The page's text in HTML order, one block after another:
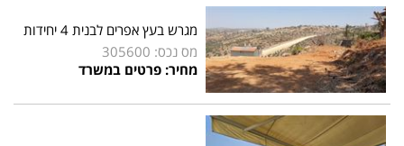
מגרש בעץ אפרים לבנית 4 יחידות
מס נכס: 305600
מחיר: פרטים במשרד